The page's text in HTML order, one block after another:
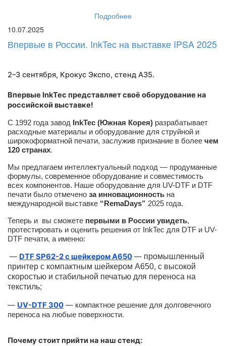
Подробнее
10.07.2025
Впервые в России. InkTec на выставке IPSA 2025
2–3 сентября, Крокус Экспо, стенд A35.
Впервые InkTec представляет своё оборудование на
российской выставке!
С 1992 года завод InkTec (Южная Корея) разрабатывает
расходные материалы и оборудование для струйной и
широкоформатной печати, заслужив признание в более чем
120 странах.
Мы предлагаем интеллектуальный подход — продуманные
формулы, современное оборудование и совместимость
всех компонентов. Наше оборудование для UV-DTF и DTF
печати было отмечено за инновационность на
международной выставке “RemaDays” 2025 года.
Теперь и вы сможете первыми в России увидеть,
протестировать и оценить решения от InkTec для DTF и UV-
DTF печати, а именно:
— DTF SP62-2 с шейкером A650 — промышленный
принтер с компактным шейкером А650, с высокой
скоростью и стабильной печатью для переноса на
текстиль;
— UV-DTF 300 — компактное решение для долговечного
переноса на любые поверхности.
Почему стоит прийти на наш стенд: